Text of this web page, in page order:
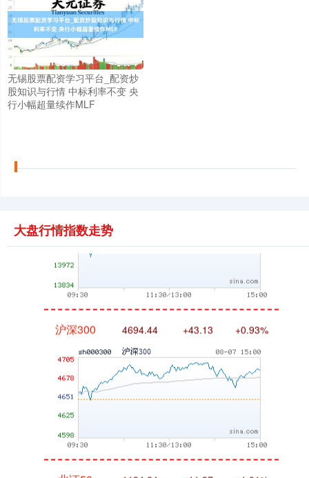
无锡股票配资学习平台_配资炒
股知识与行情 中标利率不变 央
行小幅超量续作MLF
大盘行情指数走势
上证综指 3940.04
沪深300 4694.44 +43.13 +0.93%
北证50 1134.24 +11.37 +1.01%